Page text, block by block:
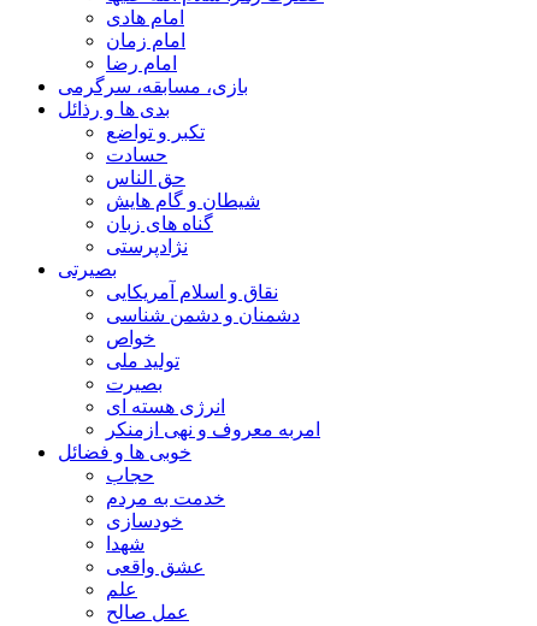
امام هادی
امام زمان
امام رضا
بازی، مسابقه، سرگرمی
بدی ها و رذائل
تکبر و تواضع
حسادت
حق الناس
شیطان و گام هایش
گناه های زبان
نژادپرستی
بصیرتی
نقاق و اسلام آمریکایی
دشمنان و دشمن شناسی
خواص
تولید ملی
بصیرت
انرژی هسته ای
امربه معروف و نهی ازمنکر
خوبی ها و فضائل
حجاب
خدمت به مردم
خودسازی
شهدا
عشق واقعی
علم
عمل صالح